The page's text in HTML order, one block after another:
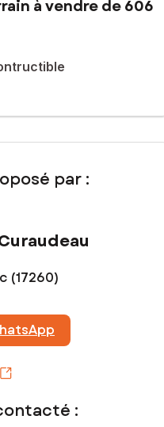
à vendre de 606
sur la commune
plages,15min de saintes et
auxquels ce bien est
Géorisques :
: Bruno CURAUDEAU, Tél. :
- EI - Agent
de SAINTES sous le
par :
(17260)
: